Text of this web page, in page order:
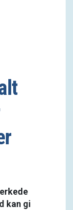
kan gi